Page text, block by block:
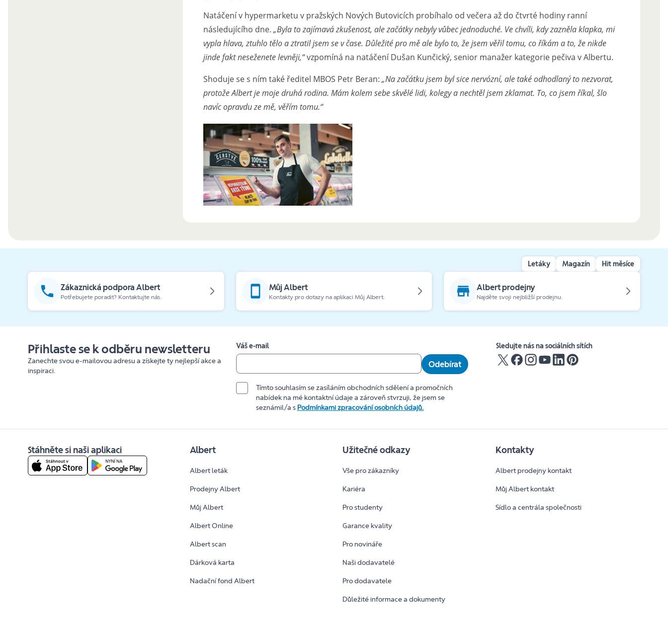
Natáčení v hypermarketu v pražských Nových Butovicích probíhalo od večera až do čtvrté hodiny ranní
následujícího dne. „Byla to zajímavá zkušenost, ale začátky nebyly vůbec jednoduché. Ve chvíli, kdy zazněla klapka, mi
vypla hlava, ztuhlo tělo a ztratil jsem se v čase. Důležité pro mě ale bylo to, že jsem věřil tomu, co říkám a to, že nikde
jinde fakt neseženete levněji,“vzpomíná na natáčení Dušan Kunčický, senior manažer kategorie pečiva v Albertu.
Shoduje se s ním také ředitel MBOS Petr Beran: „Na začátku jsem byl sice nervózní, ale také odhodlaný to nezvorat,
protože Albert je moje druhá rodina. Mám kolem sebe skvělé lidi, kolegy a nechtěl jsem zklamat. To, co jsem říkal, šlo
navíc opravdu ze mě, věřím tomu.“
Letáky Magazín Hit měsíce
Zákaznická podpora Albert
Potřebujete poradit? Kontaktujte nás.
Můj Albert
Kontakty pro dotazy na aplikaci Můj Albert.
Albert prodejny
Najděte svoji nejbližší prodejnu.
Přihlaste se k odběru newsletteru
Zanechte svou e-mailovou adresu a získejte ty nejlepší akce a
inspiraci.
Váš e-mail
Odebírat
Tímto souhlasím se zasíláním obchodních sdělení a promočních
nabídek na mé kontaktní údaje a zároveň stvrzuji, že jsem se
seznámil/a s Podmínkami zpracování osobních údajů.
Sledujte nás na sociálních sítích
Stáhněte si naši aplikaci Albert
Albert leták
Prodejny Albert
Můj Albert
Albert Online
Albert scan
Dárková karta
Nadační fond Albert
Užitečné odkazy
Vše pro zákazníky
Kariéra
Pro studenty
Garance kvality
Pro novináře
Naši dodavatelé
Pro dodavatele
Důležité informace a dokumenty
Kontakty
Albert prodejny kontakt
Můj Albert kontakt
Sídlo a centrála společnosti